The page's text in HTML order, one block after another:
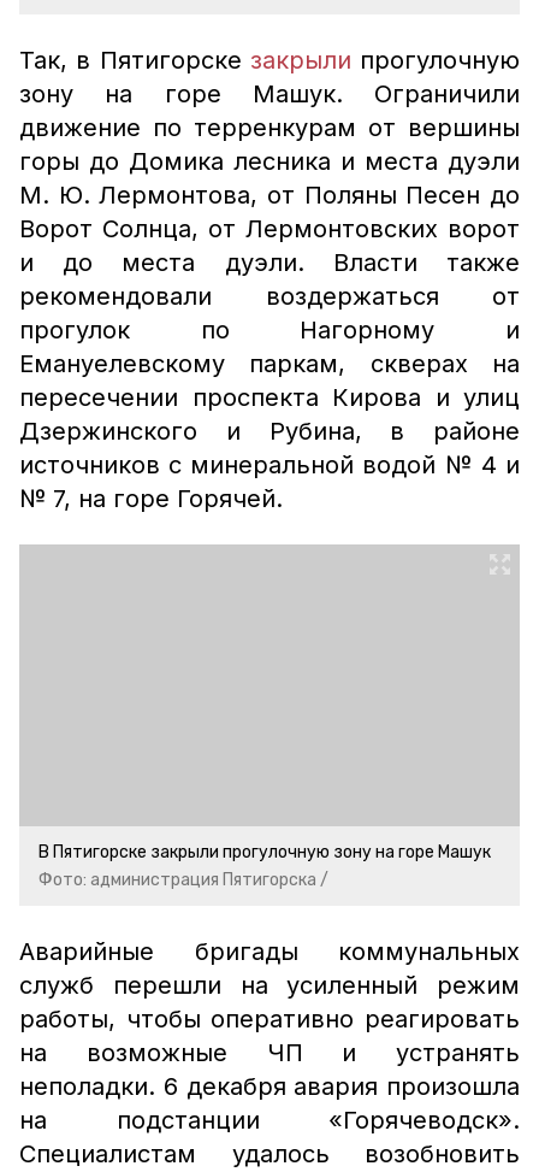
Так, в Пятигорске закрыли прогулочную
зону на горе Машук. Ограничили
движение по терренкурам от вершины
горы до Домика лесника и места дуэли
М. Ю. Лермонтова, от Поляны Песен до
Ворот Солнца, от Лермонтовских ворот
и до места дуэли. Власти также
рекомендовали воздержаться от
прогулок по Нагорному и
Емануелевскому паркам, скверах на
пересечении проспекта Кирова и улиц
Дзержинского и Рубина, в районе
источников с минеральной водой № 4 и
№ 7, на горе Горячей.
В Пятигорске закрыли прогулочную зону на горе Машук
Фото: администрация Пятигорска /
Аварийные бригады коммунальных
служб перешли на усиленный режим
работы, чтобы оперативно реагировать
на возможные ЧП и устранять
неполадки. 6 декабря авария произошла
на подстанции «Горячеводск».
Специалистам удалось возобновить